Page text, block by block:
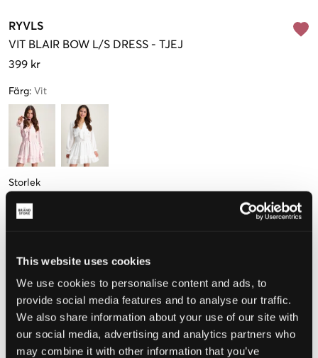
This website uses cookies
We use cookies to personalise content and ads, to
provide social media features and to analyse our traffic.
We also share information about your use of our site with
our social media, advertising and analytics partners who
may combine it with other information that you’ve
RYVLS
VIT BLAIR BOW L/S DRESS - TJEJ
399 kr
Färg: Vit
Storlek
134-140 cm 170-176 cm
Upplevd storlek
Liten Perfekt Stor
STORLEKSGUIDE